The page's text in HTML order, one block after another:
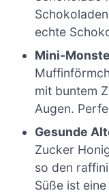
echte
Mini-
mit buntem
Augen.
Gesunde
Zucker
so den
Süße ist